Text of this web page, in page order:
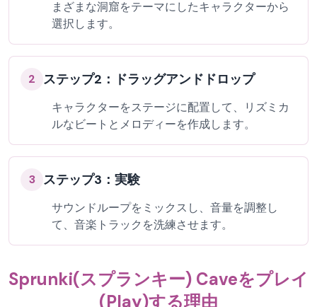
まざまな洞窟をテーマにしたキャラクターから
選択します。
2 ステップ2：ドラッグアンドドロップ
キャラクターをステージに配置して、リズミカ
ルなビートとメロディーを作成します。
3 ステップ3：実験
サウンドループをミックスし、音量を調整し
て、音楽トラックを洗練させます。
Sprunki(スプランキー) Caveをプレイ
(Play)する理由